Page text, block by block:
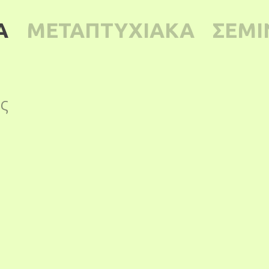
ΜΕΤΑΠΤΥΧΙΑΚΑ